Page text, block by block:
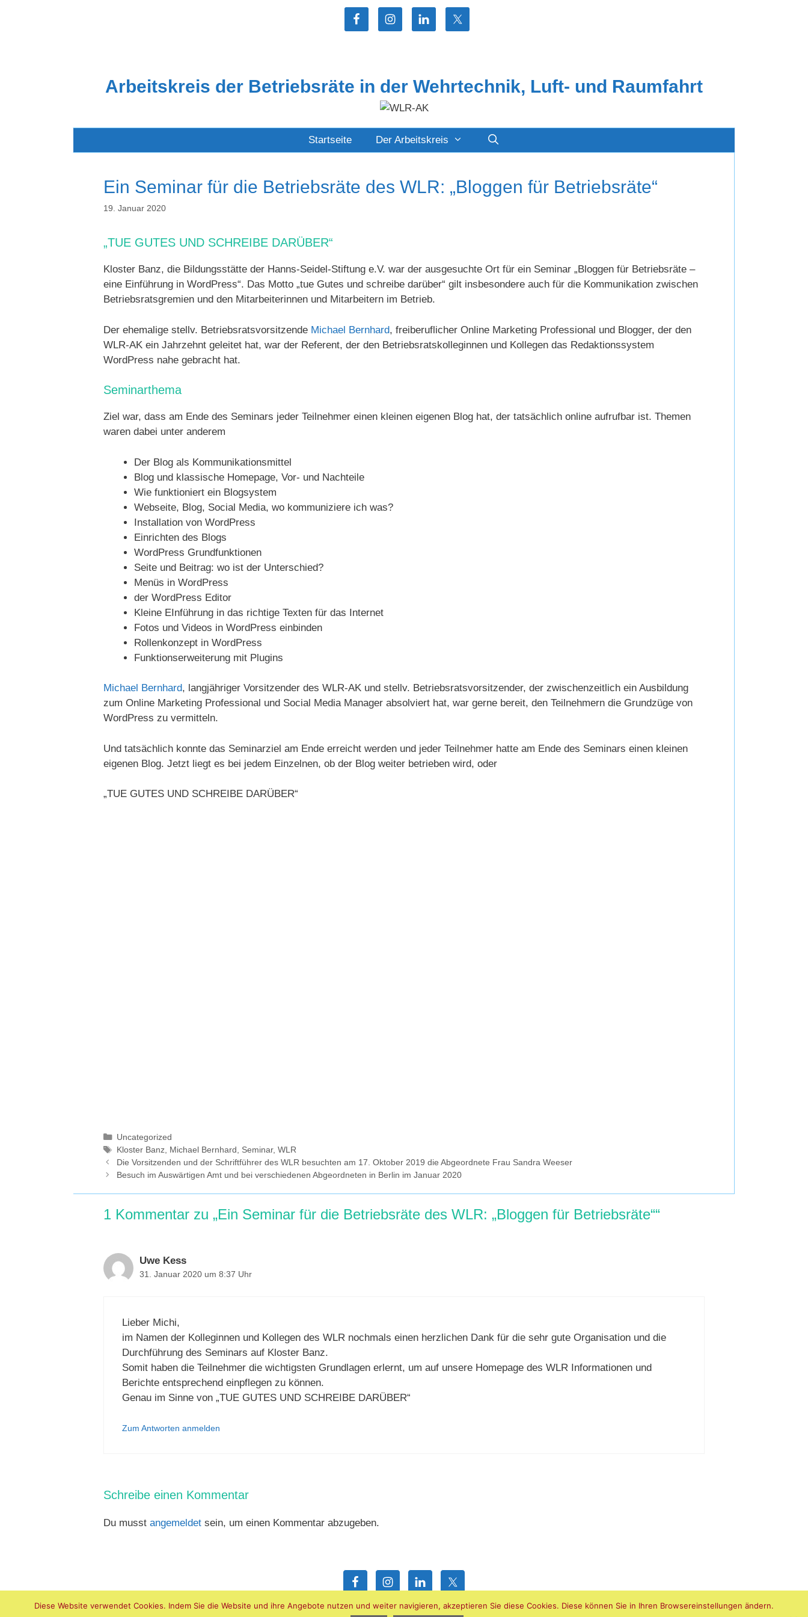
Arbeitskreis der Betriebsräte in der Wehrtechnik, Luft- und Raumfahrt
Startseite Der Arbeitskreis
Ein Seminar für die Betriebsräte des WLR: „Bloggen für Betriebsräte“
19. Januar 2020
„TUE GUTES UND SCHREIBE DARÜBER“
Kloster Banz, die Bildungsstätte der Hanns-Seidel-Stiftung e.V. war der ausgesuchte Ort für ein Seminar „Bloggen für Betriebsräte –
eine Einführung in WordPress“. Das Motto „tue Gutes und schreibe darüber“ gilt insbesondere auch für die Kommunikation zwischen
Betriebsratsgremien und den Mitarbeiterinnen und Mitarbeitern im Betrieb.
Der ehemalige stellv. Betriebsratsvorsitzende Michael Bernhard, freiberuflicher Online Marketing Professional und Blogger, der den
WLR-AK ein Jahrzehnt geleitet hat, war der Referent, der den Betriebsratskolleginnen und Kollegen das Redaktionssystem
WordPress nahe gebracht hat.
Seminarthema
Ziel war, dass am Ende des Seminars jeder Teilnehmer einen kleinen eigenen Blog hat, der tatsächlich online aufrufbar ist. Themen
waren dabei unter anderem
Der Blog als Kommunikationsmittel
Blog und klassische Homepage, Vor- und Nachteile
Wie funktioniert ein Blogsystem
Webseite, Blog, Social Media, wo kommuniziere ich was?
Installation von WordPress
Einrichten des Blogs
WordPress Grundfunktionen
Seite und Beitrag: wo ist der Unterschied?
Menüs in WordPress
der WordPress Editor
Kleine EInführung in das richtige Texten für das Internet
Fotos und Videos in WordPress einbinden
Rollenkonzept in WordPress
Funktionserweiterung mit Plugins
Michael Bernhard, langjähriger Vorsitzender des WLR-AK und stellv. Betriebsratsvorsitzender, der zwischenzeitlich ein Ausbildung
zum Online Marketing Professional und Social Media Manager absolviert hat, war gerne bereit, den Teilnehmern die Grundzüge von
WordPress zu vermitteln.
Und tatsächlich konnte das Seminarziel am Ende erreicht werden und jeder Teilnehmer hatte am Ende des Seminars einen kleinen
eigenen Blog. Jetzt liegt es bei jedem Einzelnen, ob der Blog weiter betrieben wird, oder
„TUE GUTES UND SCHREIBE DARÜBER“
Kategorien
Uncategorized
Schlagwörter
Kloster Banz, Michael Bernhard, Seminar, WLR
Die Vorsitzenden und der Schriftführer des WLR besuchten am 17. Oktober 2019 die Abgeordnete Frau Sandra Weeser
Besuch im Auswärtigen Amt und bei verschiedenen Abgeordneten in Berlin im Januar 2020
1 Kommentar zu „Ein Seminar für die Betriebsräte des WLR: „Bloggen für Betriebsräte““
Uwe Kess
31. Januar 2020 um 8:37 Uhr
Lieber Michi,
im Namen der Kolleginnen und Kollegen des WLR nochmals einen herzlichen Dank für die sehr gute Organisation und die
Durchführung des Seminars auf Kloster Banz.
Somit haben die Teilnehmer die wichtigsten Grundlagen erlernt, um auf unsere Homepage des WLR Informationen und
Berichte entsprechend einpflegen zu können.
Genau im Sinne von „TUE GUTES UND SCHREIBE DARÜBER“
Zum Antworten anmelden
Schreibe einen Kommentar
Du musst angemeldet sein, um einen Kommentar abzugeben.
Diese Website verwendet Cookies. Indem Sie die Website und ihre Angebote nutzen und weiter navigieren, akzeptieren Sie diese Cookies. Diese können Sie in Ihren Browsereinstellungen ändern.